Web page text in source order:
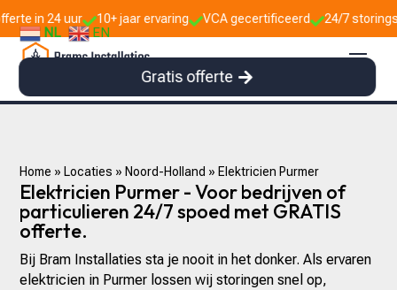
10+ jaar ervaringVCA gecertificeerd24/7 storingsdienst
NL EN
Gratis offerte
Home » Locaties » Noord-Holland » Elektricien Purmer
Elektricien Purmer - Voor bedrijven of
particulieren 24/7 spoed met GRATIS
offerte.
Bij Bram Installaties sta je nooit in het donker. Als ervaren
elektricien in Purmer lossen wij storingen snel op,